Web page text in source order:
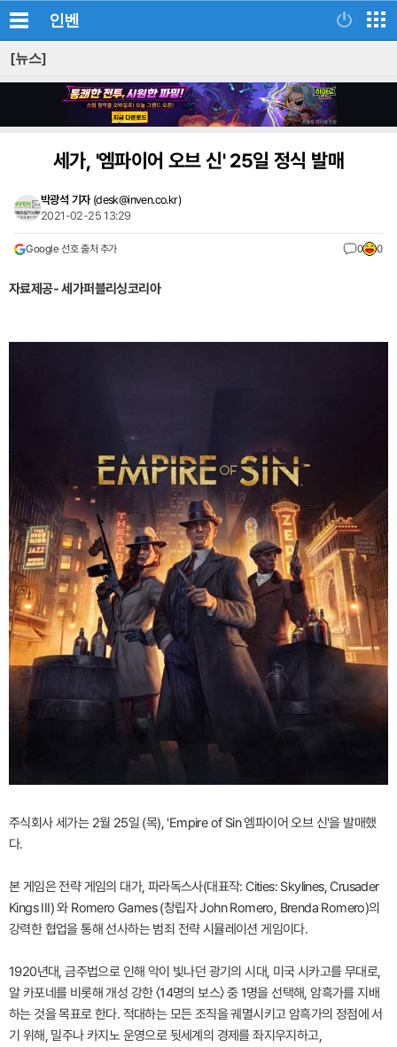
인벤
[뉴스]
세가, '엠파이어 오브 신' 25일 정식 발매
박광석 기자 (desk@inven.co.kr)
2021-02-25 13:29
Google 선호 출처 추가 0 0
자료제공- 세가퍼블리싱코리아
주식회사 세가는 2월 25일 (목), 'Empire of Sin 엠파이어 오브 신'을 발매했
다.
본 게임은 전략 게임의 대가, 파라독스사(대표작: Cities: Skylines, Crusader
Kings III) 와 Romero Games (창립자 John Romero, Brenda Romero)의
강력한 협업을 통해 선사하는 범죄 전략 시뮬레이션 게임이다.
1920년대, 금주법으로 인해 악이 빛나던 광기의 시대, 미국 시카고를 무대로,
알 카포네를 비롯해 개성 강한 〈14명의 보스〉 중 1명을 선택해, 암흑가를 지배
하는 것을 목표로 한다. 적대하는 모든 조직을 궤멸시키고 암흑가의 정점에 서
기 위해, 밀주나 카지노 운영으로 뒷세계의 경제를 좌지우지하고,